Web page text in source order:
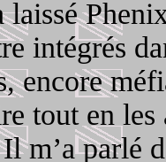
laissé
intégrés
encore
tout en
m’a parlé